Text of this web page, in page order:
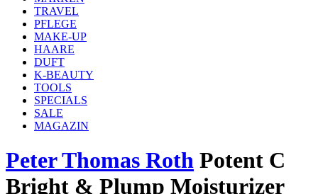
TRAVEL
PFLEGE
MAKE-UP
HAARE
DUFT
K-BEAUTY
TOOLS
SPECIALS
SALE
MAGAZIN
Peter Thomas Roth Potent C
Bright & Plump Moisturizer